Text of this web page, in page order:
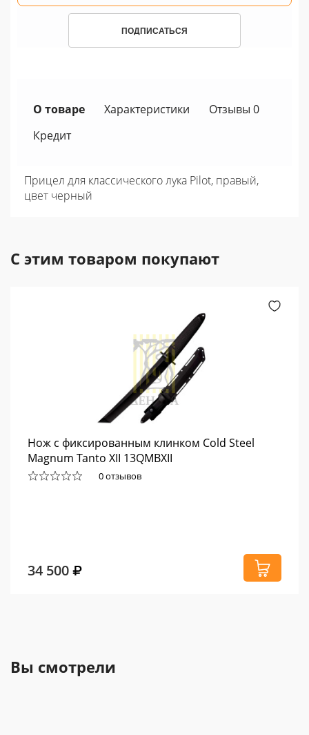
ПОДПИСАТЬСЯ
О товаре Характеристики
Отзывы 0
Кредит
Прицел для классического лука Pilot, правый,
цвет черный
С этим товаром покупают
Нож с фиксированным клинком Cold Steel
Magnum Tanto XII 13QMBXII
0 отзывов
34 500
Вы смотрели